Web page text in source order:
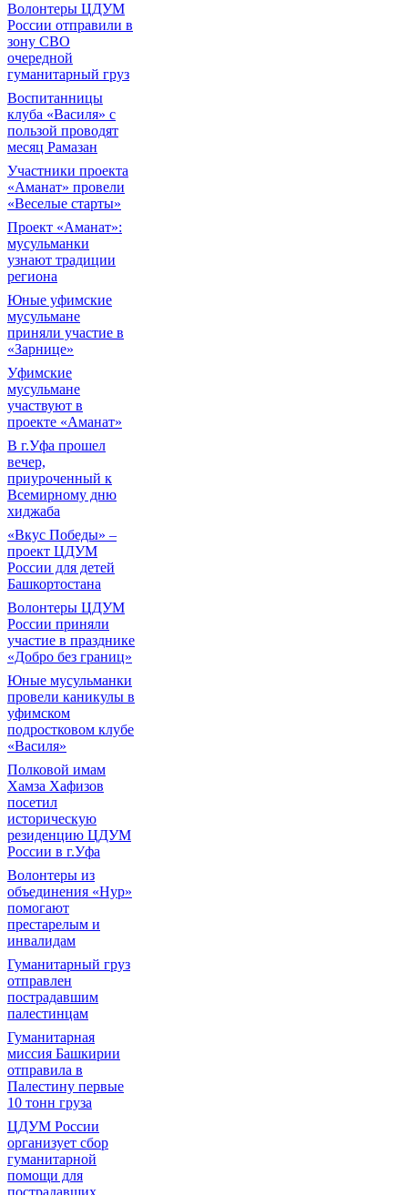
Волонтеры ЦДУМ
России отправили в
зону СВО
очередной
гуманитарный груз
Воспитанницы
клуба «Василя» с
пользой проводят
месяц Рамазан
Участники проекта
«Аманат» провели
«Веселые старты»
Проект «Аманат»:
мусульманки
узнают традиции
региона
Юные уфимские
мусульмане
приняли участие в
«Зарнице»
Уфимские
мусульмане
участвуют в
проекте «Аманат»
В г.Уфа прошел
вечер,
приуроченный к
Всемирному дню
хиджаба
«Вкус Победы» –
проект ЦДУМ
России для детей
Башкортостана
Волонтеры ЦДУМ
России приняли
участие в празднике
«Добро без границ»
Юные мусульманки
провели каникулы в
уфимском
подростковом клубе
«Василя»
Полковой имам
Хамза Хафизов
посетил
историческую
резиденцию ЦДУМ
России в г.Уфа
Волонтеры из
объединения «Нур»
помогают
престарелым и
инвалидам
Гуманитарный груз
отправлен
пострадавшим
палестинцам
Гуманитарная
миссия Башкирии
отправила в
Палестину первые
10 тонн груза
ЦДУМ России
организует сбор
гуманитарной
помощи для
пострадавших